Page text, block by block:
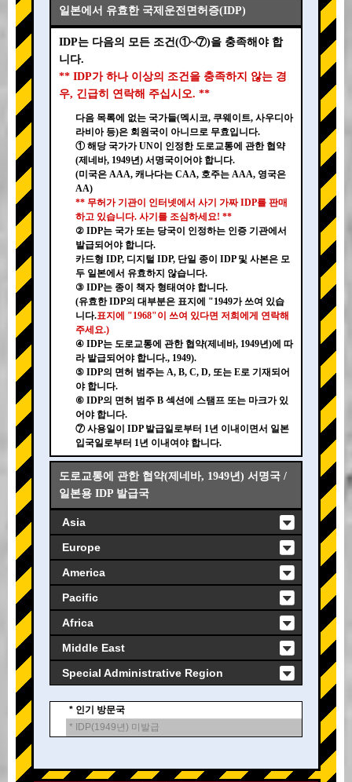
일본에서 유효한 국제운전면허증(IDP)
IDP는 다음의 모든 조건(①~⑦)을 충족해야 합
니다.
** IDP가 하나 이상의 조건을 충족하지 않는 경
우, 긴급히 연락해 주십시오. **
다음 목록에 없는 국가들(멕시코, 쿠웨이트, 사우디아
라비아 등)은 회원국이 아니므로 무효입니다.
① 해당 국가가 UN이 인정한 도로교통에 관한 협약
(제네바, 1949년) 서명국이어야 합니다.
(미국은 AAA, 캐나다는 CAA, 호주는 AAA, 영국은
AA)
** 무허가 기관이 인터넷에서 사기 가짜 IDP를 판매
하고 있습니다. 사기를 조심하세요! **
② IDP는 국가 또는 당국이 인정하는 인증 기관에서
발급되어야 합니다.
카드형 IDP, 디지털 IDP, 단일 종이 IDP 및 사본은 모
두 일본에서 유효하지 않습니다.
③ IDP는 종이 책자 형태여야 합니다.
(유효한 IDP의 대부분은 표지에 "1949가 쓰여 있습
니다.표지에 "1968"이 쓰여 있다면 저희에게 연락해
주세요.)
④ IDP는 도로교통에 관한 협약(제네바, 1949년)에 따
라 발급되어야 합니다., 1949).
⑤ IDP의 면허 범주는 A, B, C, D, 또는 E로 기재되어
야 합니다.
⑥ IDP의 면허 범주 B 섹션에 스탬프 또는 마크가 있
어야 합니다.
⑦ 사용일이 IDP 발급일로부터 1년 이내이면서 일본
입국일로부터 1년 이내여야 합니다.
도로교통에 관한 협약(제네바, 1949년) 서명국 /
일본용 IDP 발급국
Asia
Europe
America
Pacific
Africa
Middle East
Special Administrative Region
* 인기 방문국
* IDP(1949년) 미발급